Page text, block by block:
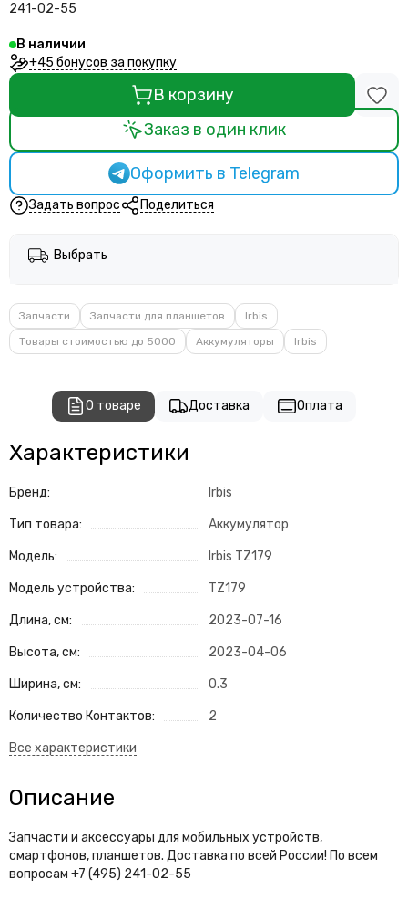
241-02-55
В наличии
+45 бонусов за покупку
В корзину
Заказ в один клик
Оформить в Telegram
Задать вопрос Поделиться
Выбрать
Запчасти Запчасти для планшетов
Irbis
Товары стоимостью до 5000
Аккумуляторы Irbis
О товаре Доставка Оплата
Характеристики
Бренд: Irbis
Тип товара: Аккумулятор
Модель: Irbis TZ179
Модель устройства: TZ179
Длина, см: 2023-07-16
Высота, см: 2023-04-06
Ширина, см: 0.3
Количество Контактов: 2
Описание
Запчасти и аксессуары для мобильных устройств,
смартфонов, планшетов. Доставка по всей России! По всем
вопросам +7 (495) 241-02-55